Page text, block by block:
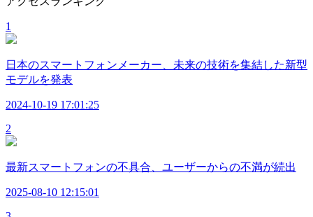
1
日本のスマートフォンメーカー、未来の技術を集結した新型
モデルを発表
2024-10-19 17:01:25
2
最新スマートフォンの不具合、ユーザーからの不満が続出
2025-08-10 12:15:01